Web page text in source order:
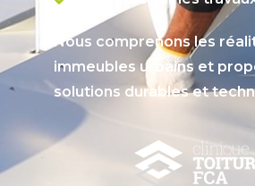
Nous comprenons les
immeubles urbains et
solutions durables et